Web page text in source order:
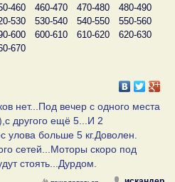
460 460-470 470-480
480-490
530 530-540 540-550
550-560
600 600-610 610-620
620-630
670
нет...Под вечер с одного места
другого ещё 5...И 2
улова больше 5 кг.Доволен.
сетей...Моторы скоро под
стоять...Дурдом.